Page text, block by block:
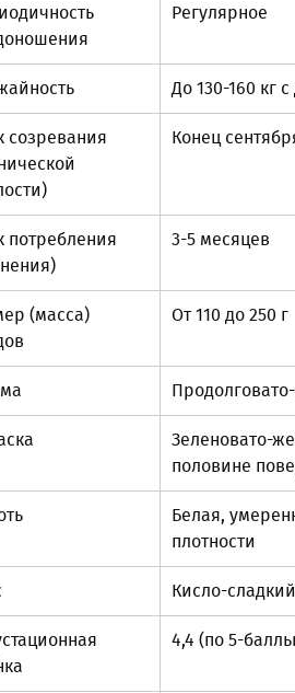
Регулярное
До 130-160 кг
созревания
Конец
потребления
3-5 месяцев
(масса)
От 110 до 250 г
Зеленовато-
половине
Белая,
плотности
Кисло-сладкий
4,4 (по 5-